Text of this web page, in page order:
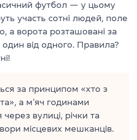
футбол — у цьому
участь сотні людей, поле
а ворота розташовані за
один від одного. Правила?
за принципом «хто з
а м’яч годинами
вулиці, річки та
місцевих мешканців.